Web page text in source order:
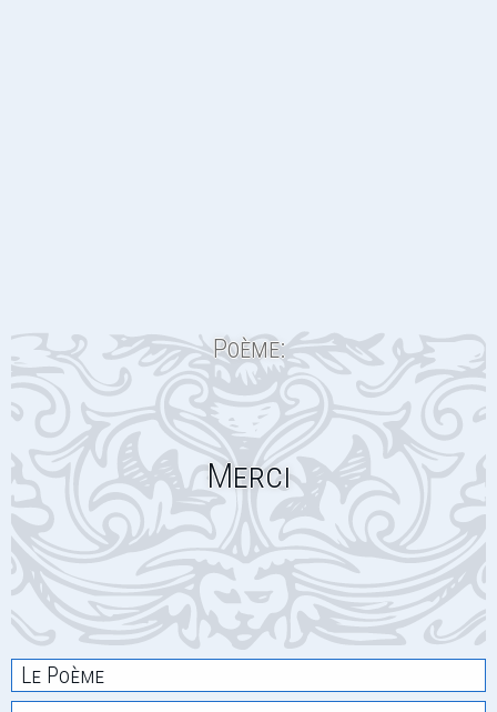
Poème:
Merci
Le Poème